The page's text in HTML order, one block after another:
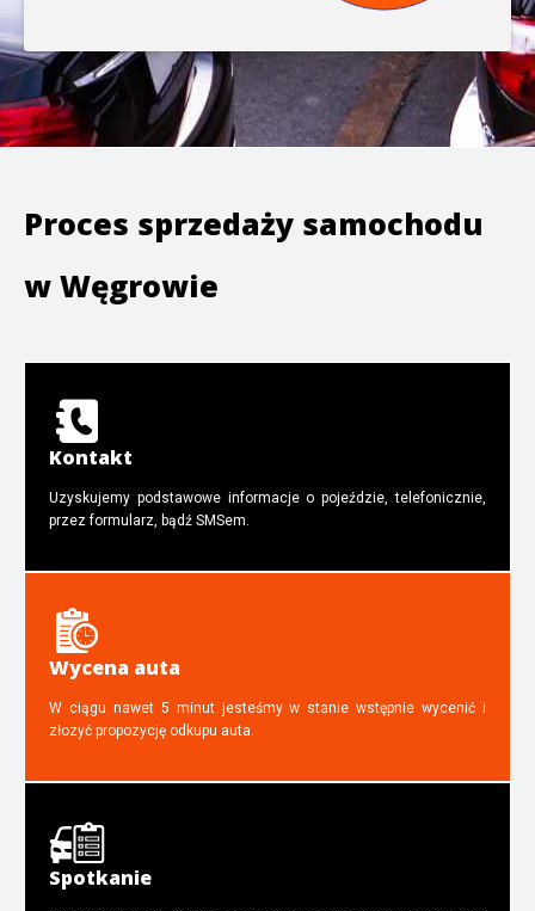
Proces sprzedaży samochodu
w Węgrowie
Kontakt
Uzyskujemy podstawowe informacje o pojeździe, telefonicznie,
przez formularz, bądź SMSem.
Wycena auta
W ciągu nawet 5 minut jesteśmy w stanie wstępnie wycenić i
złozyć propozycję odkupu auta.
Spotkanie